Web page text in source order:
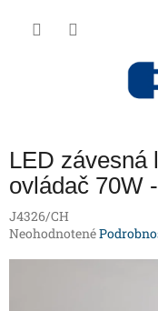
LED závesná
ovládač 70W
J4326/CH
Priemerné
Neohodnotené